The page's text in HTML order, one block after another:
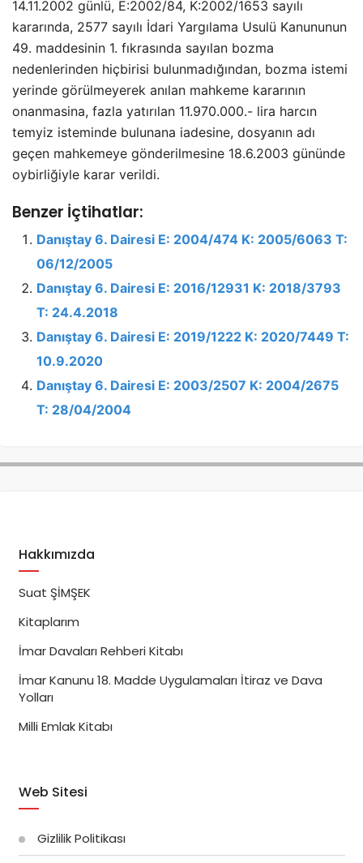
14.11.2002 günlü, E:2002/84, K:2002/1653 sayılı
kararında, 2577 sayılı İdari Yargılama Usulü Kanununun
49. maddesinin 1. fıkrasında sayılan bozma
nedenlerinden hiçbirisi bulunmadığından, bozma istemi
yerinde görülmeyerek anılan mahkeme kararının
onanmasina, fazla yatırılan 11.970.000.- lira harcın
temyiz isteminde bulunana iadesine, dosyanın adı
geçen mahkemeye gönderilmesine 18.6.2003 gününde
oybirliğiyle karar verildi.
Benzer İçtihatlar:
Danıştay 6. Dairesi E: 2004/474 K: 2005/6063 T:
06/12/2005
Danıştay 6. Dairesi E: 2016/12931 K: 2018/3793
T: 24.4.2018
Danıştay 6. Dairesi E: 2019/1222 K: 2020/7449 T:
10.9.2020
Danıştay 6. Dairesi E: 2003/2507 K: 2004/2675
T: 28/04/2004
Hakkımızda
Suat ŞİMŞEK
Kitaplarım
İmar Davaları Rehberi Kitabı
İmar Kanunu 18. Madde Uygulamaları İtiraz ve Dava
Yolları
Milli Emlak Kitabı
Web Sitesi
Gizlilik Politikası